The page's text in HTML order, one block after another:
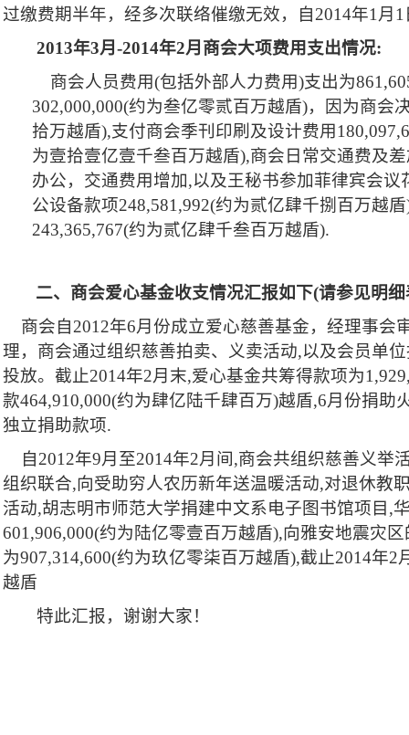
过缴费期半年，经多次联络催缴无效，自2014年1 月 1
2013年3月 -2014年2月商会大项费用支出情况:
商会人员费用(包括外部人力费用)支出为
302,000,000(约为叁亿零贰百万越盾)，因为商会
拾万越盾),支付商会季刊印刷及设计费用
为壹拾壹亿壹千叁百万越盾),商会日常交通费及
办公，交通费用增加,以及王秘书参加菲律宾会议
公设备款项248,581,992(约为贰亿肆千捌百万越盾
243,365,767(约为贰亿肆千叁百万越盾).
二、商会爱心基金收支情况汇报如下(请参见明
商会自2012年6月份成立爱心慈善基金，经理事会
理，商会通过组织慈善拍卖、义卖活动,以及会员单
投放。截止2014年2月末,爱心基金共筹得款项为
款464,910,000(约为肆亿陆千肆百万)越盾,6月份捐助
独立捐助款项.
自2012年9月至2014年2月间,商会共组织慈善义举
组织联合,向受助穷人农历新年送温暖活动,对退休教
活动,胡志明市师范大学捐建中文系电子图书馆项目 ,
601,906,000(约为陆亿零壹百万越盾),向雅安地震灾
为907,314,600(约为玖亿零柒百万越盾),截止2014年2
越盾
特此汇报，谢谢大家！